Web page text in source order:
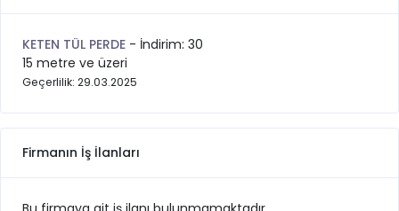
KETEN TÜL PERDE - İndirim: 30
15 metre ve üzeri
Geçerlilik: 29.03.2025
Firmanın İş İlanları